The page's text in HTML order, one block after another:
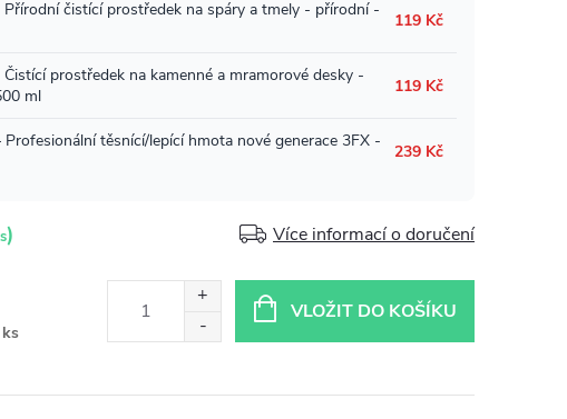
) Více informací o doručení
VLOŽIT DO KOŠÍKU